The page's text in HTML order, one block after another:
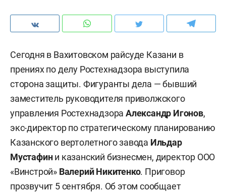
Сегодня в Вахитовском райсуде Казани в
прениях по делу Ростехнадзора выступила
сторона защиты. Фигуранты дела — бывший
заместитель руководителя приволжского
управления РостехнадзораАлександр Игонов,
экс-директор по стратегическому планированию
Казанского вертолетного завода Ильдар
Мустафини казанский бизнесмен, директор ООО
«Винстрой» Валерий Никитенко. Приговор
прозвучит 5 сентября. Об этом сообщает